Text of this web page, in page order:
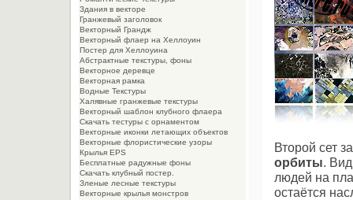
Второй сет
орбиты.
людей на
остаётся
Здания в векторе
Гранжевый заголовок
Векторный Грандж
Векторный флаер на Хеллоуин
Постер для Хеллоуина
Абстрактные текстуры, фоны
Векторное деревце
Векторная рамка
Водные Текстуры
Халявные гранжевые текстуры
Векторный шаблон клубного флаера
Скачать тестуры с орнаментом
Векторные иконки летающих объектов
Векторные флористические узоры
Крылья EPS
Бесплатные радужные фоны
Скачать клубный постер.
Зленые лесные текстуры
Векторные крылья монстров